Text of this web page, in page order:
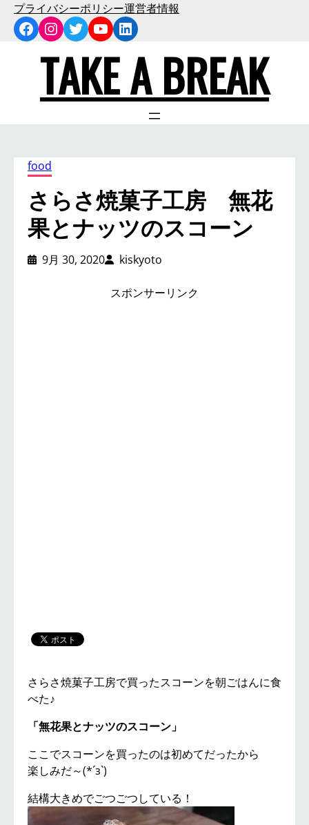
プライバシーポリシー運営者情報
Facebook
Instagram
Twitter
YouTube
LinkedIn
TAKE A BREAK
food
さらさ焼菓子工房 無花
果とナッツのスコーン
9月 30, 2020 kiskyoto
スポンサーリンク
さらさ焼菓子工房で買ったスコーンを朝ごはんに食
べた♪
「無花果とナッツのスコーン」
ここでスコーンを買ったのは初めてだったから
楽しみだ～(*´з`)
結構大きめでごつごつしている！